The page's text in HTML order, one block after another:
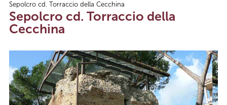
Tu sei qui
Sepolcro cd. Torraccio della Cecchina
Sepolcro cd. Torraccio della
Cecchina